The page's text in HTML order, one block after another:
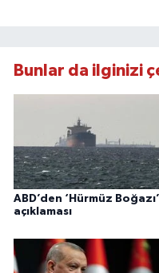
Bunlar da ilginizi
ABD’den ‘Hürmüz Boğazı’
açıklaması